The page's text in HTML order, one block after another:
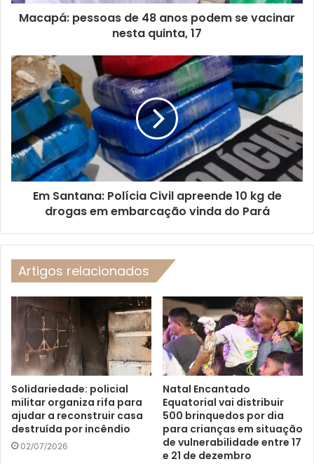
Macapá: pessoas de 48 anos podem se vacinar
nesta quinta, 17
Em Santana: Polícia Civil apreende 10 kg de
drogas em embarcação vinda do Pará
Artigos relacionados
Solidariedade: policial
militar organiza rifa para
ajudar a reconstruir casa
destruída por incêndio
02/07/2026
Natal Encantado
Equatorial vai distribuir
500 brinquedos por dia
para crianças em situação
de vulnerabilidade entre 17
e 21 de dezembro